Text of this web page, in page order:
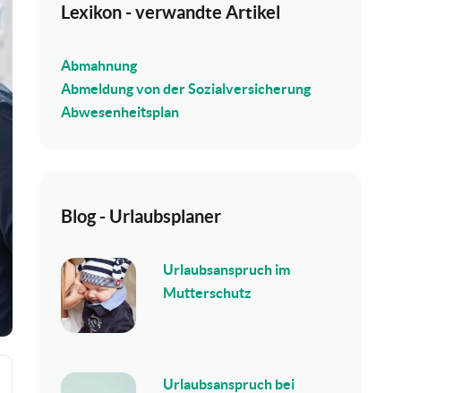
Lexikon - verwandte Artikel
Abmahnung
Abmeldung von der Sozialversicherung
Abwesenheitsplan
Blog - Urlaubsplaner
Urlaubsanspruch im
Mutterschutz
Urlaubsanspruch bei